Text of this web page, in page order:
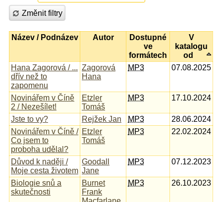
Změnit filtry
Název / Podnázev Autor
Dostupné
ve
formátech
V
katalogu
od
Hana Zagorová / ...
dřív než to
zapomenu
Zagorová
Hana
MP3 07.08.2025
Novinářem v Číně
2 / Nezešílet!
Etzler
Tomáš
MP3 17.10.2024
Jste to vy? Rejžek Jan MP3
28.06.2024
Novinářem v Číně /
Co jsem to
proboha udělal?
Etzler
Tomáš
MP3 22.02.2024
Důvod k naději /
Moje cesta životem
Goodall
Jane
MP3 07.12.2023
Biologie snů a
skutečnosti
Burnet
Frank
MP3 26.10.2023